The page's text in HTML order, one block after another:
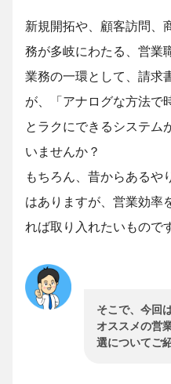
新規開拓や、顧客訪問、
務が多岐にわたる、営業
業務の一環として、請求
が、「アナログな方法で
とラクにできるシステム
いませんか？
もちろん、昔からあるや
はありますが、営業効率
れば取り入れたいもので
そこで、今回
オススメの営
選についてご